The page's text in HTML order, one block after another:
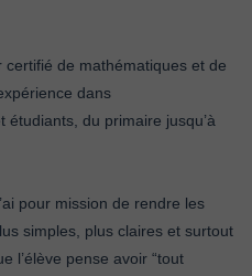
certifié de mathématiques et de
dans
étudiants, du primaire jusqu’à
pour mission de rendre les
simples, plus claires et surtout
l’élève pense avoir “tout